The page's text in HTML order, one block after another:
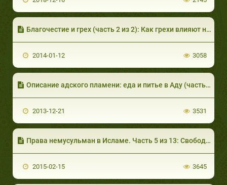
Благочестие и грех (часть 2 из 2): Как грехи влияют на совесть человека
2014-01-12 3058
Описание адского пламени: еда и питье в Аду (часть 3 из 5)
2013-12-21 3531
Права немусульман в Исламе. Часть 5 из 13: Свобода вероисповедания I
2015-02-15 3645